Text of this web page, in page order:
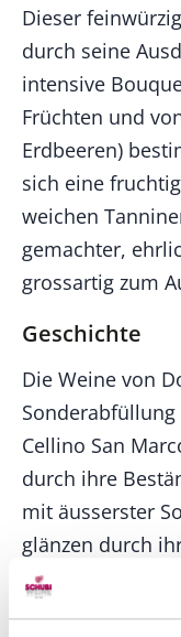
Dieser
durch seine
intensive
Früchten und
Erdbeeren)
sich eine
weichen
gemachter,
grossartig zum
Geschichte
Die Weine von
Cellino San
durch ihre
mit äusserster
glänzen durch
Verhältnis.
Cantina,